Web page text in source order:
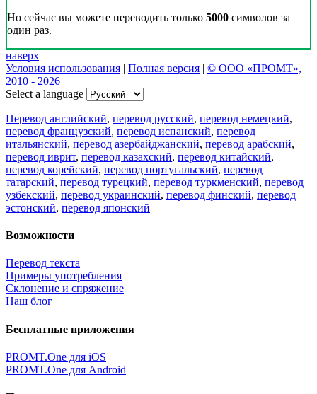
Но сейчас вы можете переводить только 5000 символов за
один раз.
наверх
Условия использования | Полная версия | © ООО «ПРОМТ»,
2010 - 2026
Select a language
Перевод английский, перевод русский, перевод немецкий,
перевод французский, перевод испанский, перевод
итальянский, перевод азербайджанский, перевод арабский,
перевод иврит, перевод казахский, перевод китайский,
перевод корейский, перевод португальский, перевод
татарский, перевод турецкий, перевод туркменский, перевод
узбекский, перевод украинский, перевод финский, перевод
эстонский, перевод японский
Возможности
Перевод текста
Примеры употребления
Склонение и спряжение
Наш блог
Бесплатные приложения
PROMT.One для iOS
PROMT.One для Android